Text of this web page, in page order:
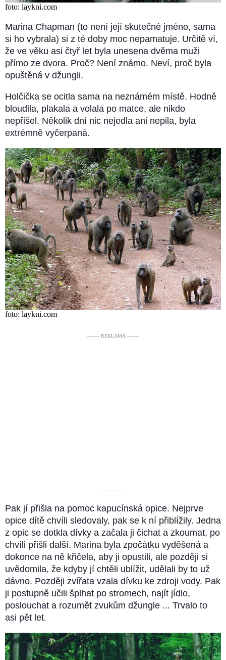
foto: laykni.com
Marina Chapman (to není její skutečné jméno, sama
si ho vybrala) si z té doby moc nepamatuje. Určitě ví,
že ve věku asi čtyř let byla unesena dvěma muži
přímo ze dvora. Proč? Není známo. Neví, proč byla
opuštěná v džungli.
Holčička se ocitla sama na neznámém místě. Hodně
bloudila, plakala a volala po matce, ale nikdo
nepřišel. Několik dní nic nejedla ani nepila, byla
extrémně vyčerpaná.
foto: laykni.com
––––– REKLAMA –––––
––––––––––
Pak jí přišla na pomoc kapucínská opice. Nejprve
opice dítě chvíli sledovaly, pak se k ní přiblížily. Jedna
z opic se dotkla dívky a začala ji čichat a zkoumat, po
chvíli přišli další. Marina byla zpočátku vyděšená a
dokonce na ně křičela, aby ji opustili, ale později si
uvědomila, že kdyby jí chtěli ublížit, udělali by to už
dávno. Později zvířata vzala dívku ke zdroji vody. Pak
ji postupně učili šplhat po stromech, najít jídlo,
poslouchat a rozumět zvukům džungle ... Trvalo to
asi pět let.